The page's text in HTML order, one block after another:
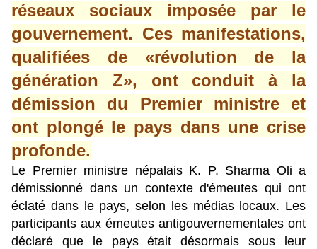
réseaux sociaux imposée par le
gouvernement. Ces manifestations,
qualifiées de «révolution de la
génération Z», ont conduit à la
démission du Premier ministre et
ont plongé le pays dans une crise
profonde.
Le Premier ministre népalais K. P. Sharma Oli a
démissionné dans un contexte d'émeutes qui ont
éclaté dans le pays, selon les médias locaux. Les
participants aux émeutes antigouvernementales ont
déclaré que le pays était désormais sous leur